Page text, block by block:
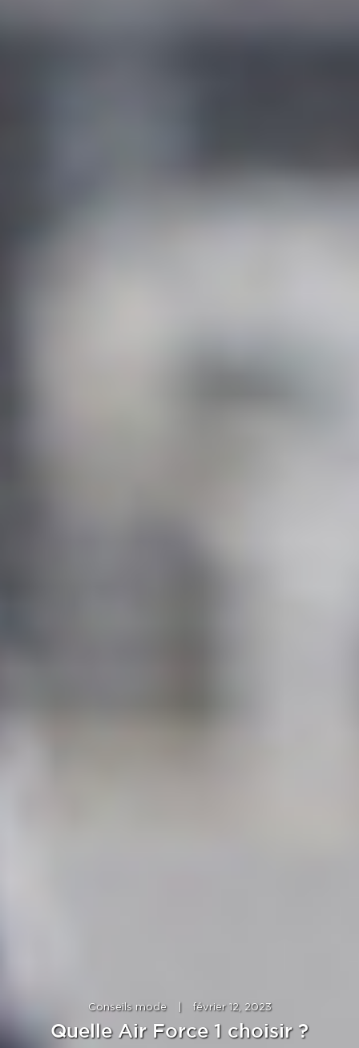
Conseils mode février 12, 2023
Quelle Air Force 1 choisir ?